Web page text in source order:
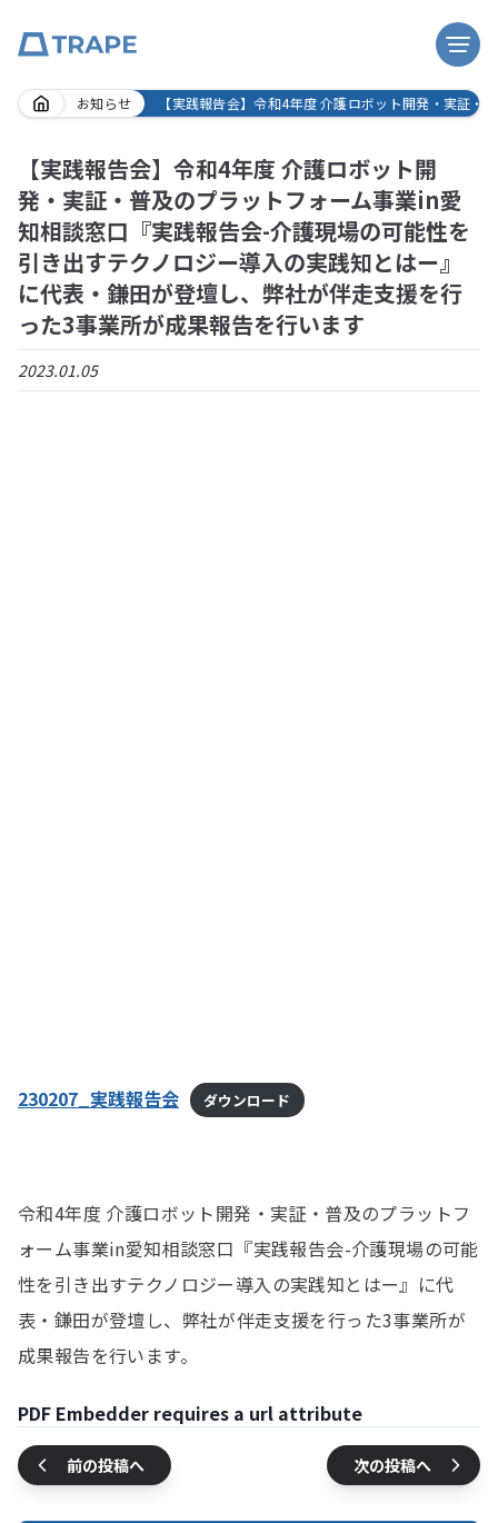
Skip
content
お知らせ 【実践報告会】令和4年度 介護ロボット開発・実証
【実践報告会】令和4年度 介護ロボット開
発・実証・普及のプラットフォーム事業in愛
知相談窓口『実践報告会-介護現場の可能性を
引き出すテクノロジー導入の実践知とはー』
に代表・鎌田が登壇し、弊社が伴走支援を行
った3事業所が成果報告を行います
2023.01.05
230207_実践報告会 ダウンロード
令和4年度 介護ロボット開発・実証・普及のプラットフ
ォーム事業in愛知相談窓口『実践報告会-介護現場の可能
性を引き出すテクノロジー導入の実践知とはー』に代
表・鎌田が登壇し、弊社が伴走支援を行った3事業所が
成果報告を行います。
PDF Embedder requires a url attribute
前の投稿へ 次の投稿へ